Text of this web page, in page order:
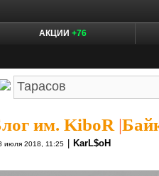
АКЦИИ +76
им. KiboR |
июля 2018, 11:25 KarL$oH